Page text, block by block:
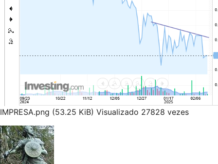
IMPRESA.png (53.25 KiB) Visualizado 27828 vezes